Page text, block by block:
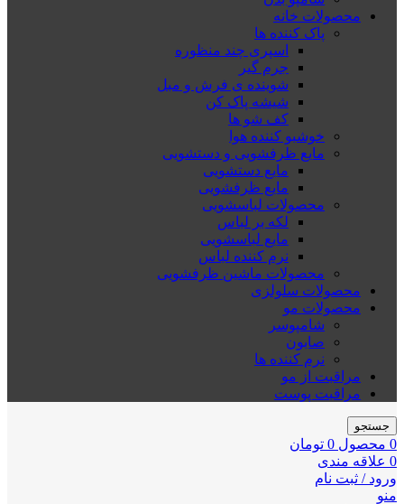
محصولات خانه
پاک کننده ها
اسپری چند منظوره
جرم گیر
شوینده ی فرش و مبل
شیشه پاک کن
کف شو ها
خوشبو کننده هوا
مایع ظرفشویی و دستشویی
مایع دستشویی
مایع ظرفشویی
محصولات لباسشویی
لکه بر لباس
مایع لباسشویی
نرم کننده لباس
محصولات ماشین ظرفشویی
محصولات سلولزی
محصولات مو
شامپوسر
صابون
نرم کننده ها
مراقبت از مو
مراقبت پوست
جستجو
0 محصول 0 تومان
0 علاقه مندی
ورود / ثبت نام
منو